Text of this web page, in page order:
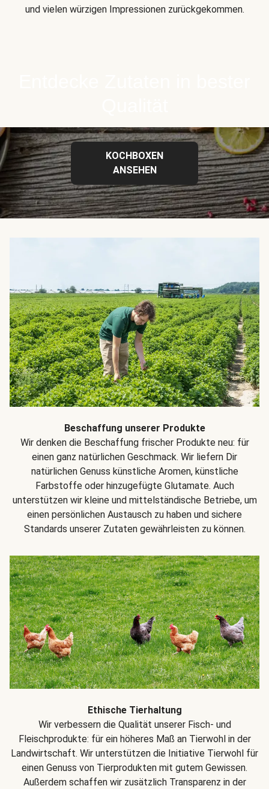
und vielen würzigen Impressionen zurückgekommen.
KOCHBOXEN
ANSEHEN
Beschaffung unserer Produkte
Wir denken die Beschaffung frischer Produkte neu: für
einen ganz natürlichen Geschmack. Wir liefern Dir
natürlichen Genuss künstliche Aromen, künstliche
Farbstoffe oder hinzugefügte Glutamate. Auch
unterstützen wir kleine und mittelständische Betriebe, um
einen persönlichen Austausch zu haben und sichere
Standards unserer Zutaten gewährleisten zu können.
Ethische Tierhaltung
Wir verbessern die Qualität unserer Fisch- und
Fleischprodukte: für ein höheres Maß an Tierwohl in der
Landwirtschaft. Wir unterstützen die Initiative Tierwohl für
einen Genuss von Tierprodukten mit gutem Gewissen.
Außerdem schaffen wir zusätzlich Transparenz in der